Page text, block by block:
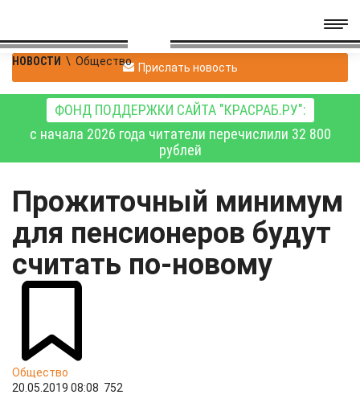
НОВОСТИ \ Общество Прислать новость
ФОНД ПОДДЕРЖКИ САЙТА "КРАСРАБ.РУ":
с начала 2026 года читатели перечислили 32 800
рублей
Прожиточный минимум
для пенсионеров будут
считать по-новому
Общество
20.05.2019 08:08 752